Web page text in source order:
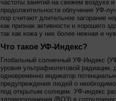
частоты занятий на свежем воздухе
продолжительности облучения УФ-
пор считают длительное загорание
как признак активности и хорошего
так как кожа у них более нежная и
Что такое УФ-Индекс?
Глобальный солнечный УФ-Индекс
уровня ультрафиолетовой
одновременно индикатор
предупреждения людей о
под открытым солнцем. УФ-индекс
здравоохранения (ВОЗ) в